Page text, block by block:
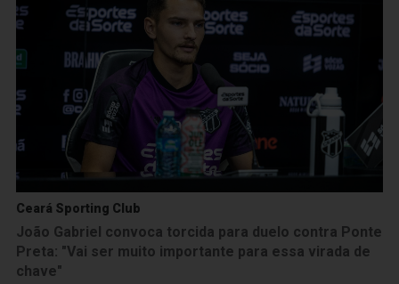
Ceará Sporting Club
João Gabriel convoca torcida para duelo contra Ponte
Preta: "Vai ser muito importante para essa virada de
chave"